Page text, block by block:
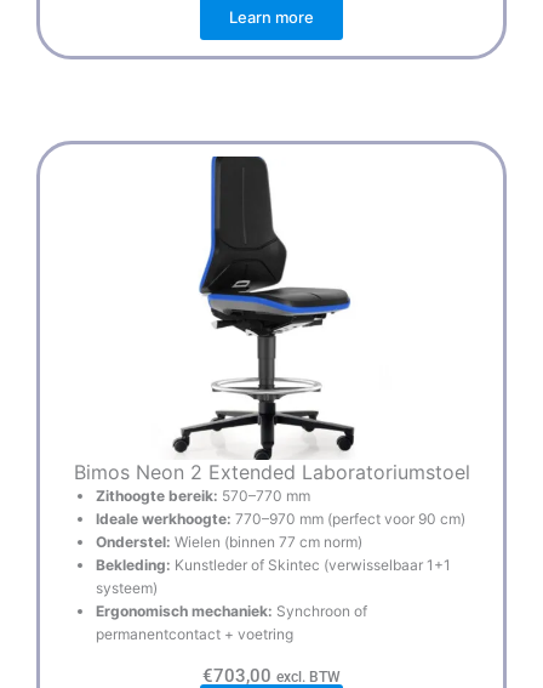
Learn more
Bimos Neon 2 Extended Laboratoriumstoel
Zithoogte bereik: 570–770 mm
Ideale werkhoogte: 770–970 mm (perfect voor 90 cm)
Onderstel: Wielen (binnen 77 cm norm)
Bekleding: Kunstleder of Skintec (verwisselbaar 1+1
systeem)
Ergonomisch mechaniek: Synchroon of
permanentcontact + voetring
€703,00 excl. BTW